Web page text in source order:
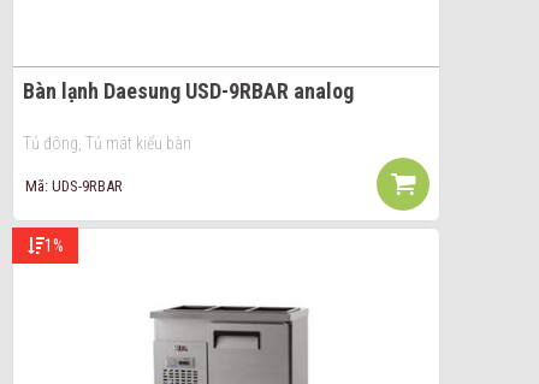
Bàn lạnh Daesung USD-9RBAR analog
Tủ đông, Tủ mát kiểu bàn
Mã: UDS-9RBAR
1%